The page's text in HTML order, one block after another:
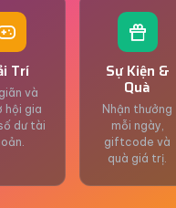
Trí
và
hội gia
dư tài
Sự Kiện &
Quà
Nhận thưởng
mỗi ngày,
giftcode và
quà giá trị.